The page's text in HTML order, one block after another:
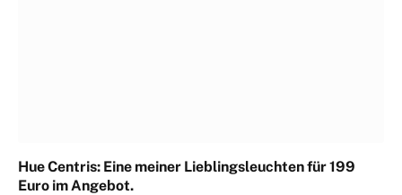
Hue Centris: Eine meiner Lieblingsleuchten für 199
Euro im Angebot.